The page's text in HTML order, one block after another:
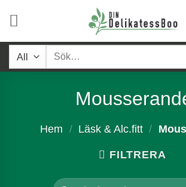
content
Sök
Hem / Läsk & Alc.fitt /
FILTRERA